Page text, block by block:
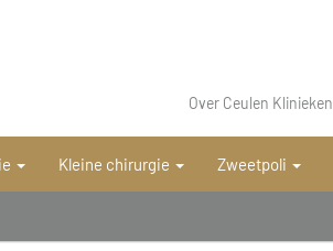
Over Ceulen Klinieken
Kleine chirurgie Zweetpoli